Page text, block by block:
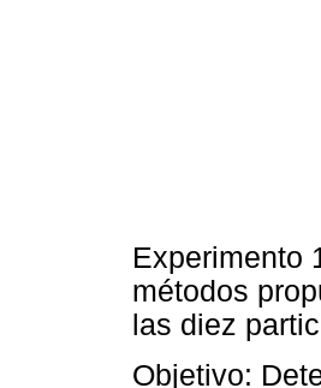
Experimento
métodos
las diez
Objetivo: